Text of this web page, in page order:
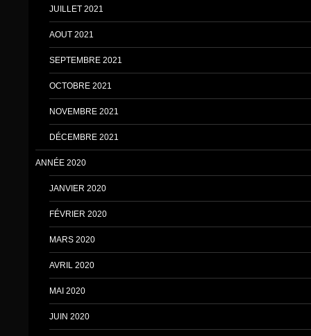
JUILLET 2021
AOUT 2021
SEPTEMBRE 2021
OCTOBRE 2021
NOVEMBRE 2021
DÉCEMBRE 2021
ANNÉE 2020
JANVIER 2020
FÉVRIER 2020
MARS 2020
AVRIL 2020
MAI 2020
JUIN 2020